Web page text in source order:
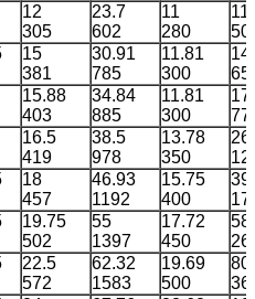
12
305
23.7
602
11
280
15
381
30.91
785
11.81
300
15.88
403
34.84
885
11.81
300
16.5
419
38.5
978
13.78
350
18
457
46.93
1192
15.75
400
19.75
502
55
1397
17.72
450
22.5
572
62.32
1583
19.69
500